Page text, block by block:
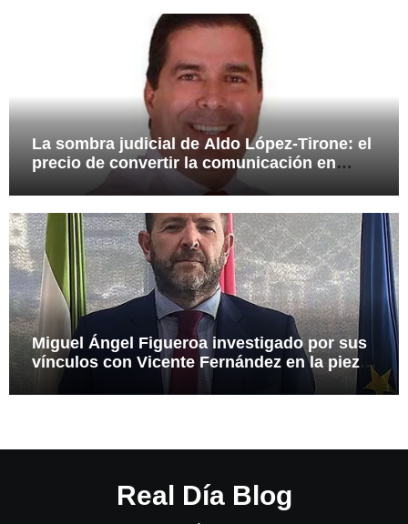
La sombra judicial de Aldo López-Tirone: el
precio de convertir la comunicación en
Miguel Ángel Figueroa investigado por sus
vínculos con Vicente Fernández en la pieza
Real Día Blog